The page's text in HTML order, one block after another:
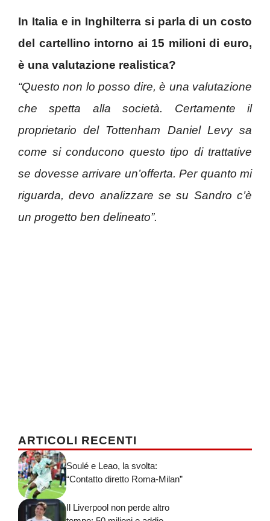
In Italia e in Inghilterra si parla di un costo
del cartellino intorno ai 15 milioni di euro,
è una valutazione realistica?
“Questo non lo posso dire, è una valutazione
che spetta alla società. Certamente il
proprietario del Tottenham Daniel Levy sa
come si conducono questo tipo di trattative
se dovesse arrivare un’offerta. Per quanto mi
riguarda, devo analizzare se su Sandro c’è
un progetto ben delineato”.
ARTICOLI RECENTI
Soulé e Leao, la svolta:
“Contatto diretto Roma-Milan”
Il Liverpool non perde altro